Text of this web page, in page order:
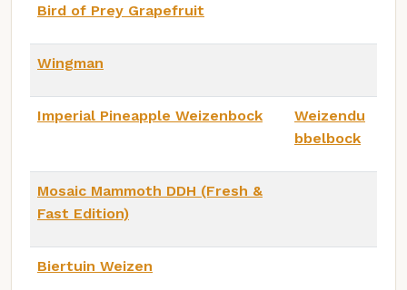
Bird of Prey Grapefruit
Wingman
Imperial Pineapple Weizenbock
Weizendu
bbelbock
Mosaic Mammoth DDH (Fresh &
Fast Edition)
Biertuin Weizen